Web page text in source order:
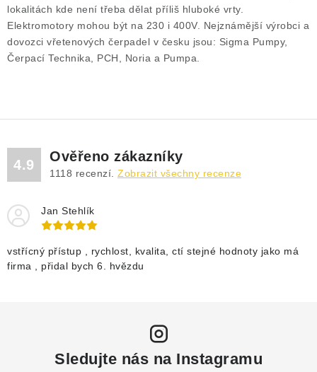
ČERPACÍ JÍMKY KANALIZACE
OBĚHOVÁ ČERPADLA
BAZÉNOVÁ ČERPADLA
RUČNÍ ČERPADLA
KABELY A SPOJKY
BAZAR, ROZBALENO
lokalitách kde není třeba dělat příliš hluboké vrty.
Elektromotory mohou být na 230 i 400V. Nejznámější výrobci a
dovozci vřetenových čerpadel v česku jsou: Sigma Pumpy,
Čerpací Technika, PCH, Noria a Pumpa.
4.9
Ověřeno zákazníky
1118 recenzí. Zobrazit všechny recenze
Jan Stehlík
vstřícný přístup , rychlost, kvalita, ctí stejné hodnoty jako má
firma , přidal bych 6. hvězdu
Sledujte nás na Instagramu